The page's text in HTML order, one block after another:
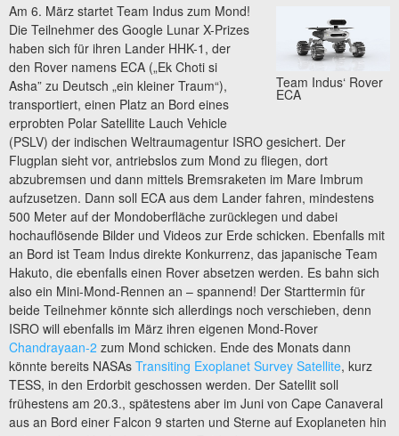
Team Indus‘ Rover
ECA
Am 6. März startet Team Indus zum Mond!
Die Teilnehmer des Google Lunar X-Prizes
haben sich für ihren Lander HHK-1, der
den Rover namens ECA („Ek Choti si
Asha” zu Deutsch „ein kleiner Traum“),
transportiert, einen Platz an Bord eines
erprobten Polar Satellite Lauch Vehicle
(PSLV) der indischen Weltraumagentur ISRO gesichert. Der
Flugplan sieht vor, antriebslos zum Mond zu fliegen, dort
abzubremsen und dann mittels Bremsraketen im Mare Imbrum
aufzusetzen. Dann soll ECA aus dem Lander fahren, mindestens
500 Meter auf der Mondoberfläche zurücklegen und dabei
hochauflösende Bilder und Videos zur Erde schicken. Ebenfalls mit
an Bord ist Team Indus direkte Konkurrenz, das japanische Team
Hakuto, die ebenfalls einen Rover absetzen werden. Es bahn sich
also ein Mini-Mond-Rennen an – spannend! Der Starttermin für
beide Teilnehmer könnte sich allerdings noch verschieben, denn
ISRO will ebenfalls im März ihren eigenen Mond-Rover
Chandrayaan-2 zum Mond schicken. Ende des Monats dann
könnte bereits NASAs Transiting Exoplanet Survey Satellite, kurz
TESS, in den Erdorbit geschossen werden. Der Satellit soll
frühestens am 20.3., spätestens aber im Juni von Cape Canaveral
aus an Bord einer Falcon 9 starten und Sterne auf Exoplaneten hin